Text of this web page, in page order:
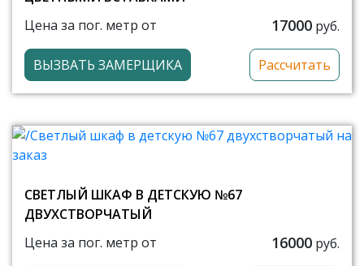
Цена за пог. метр от
17000 руб.
ВЫЗВАТЬ ЗАМЕРЩИКА Рассчитать
СВЕТЛЫЙ ШКАФ В ДЕТСКУЮ №67
ДВУХСТВОРЧАТЫЙ
Цена за пог. метр от
16000 руб.